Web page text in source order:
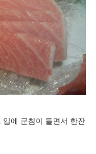
에 군침이 돌면서 한잔